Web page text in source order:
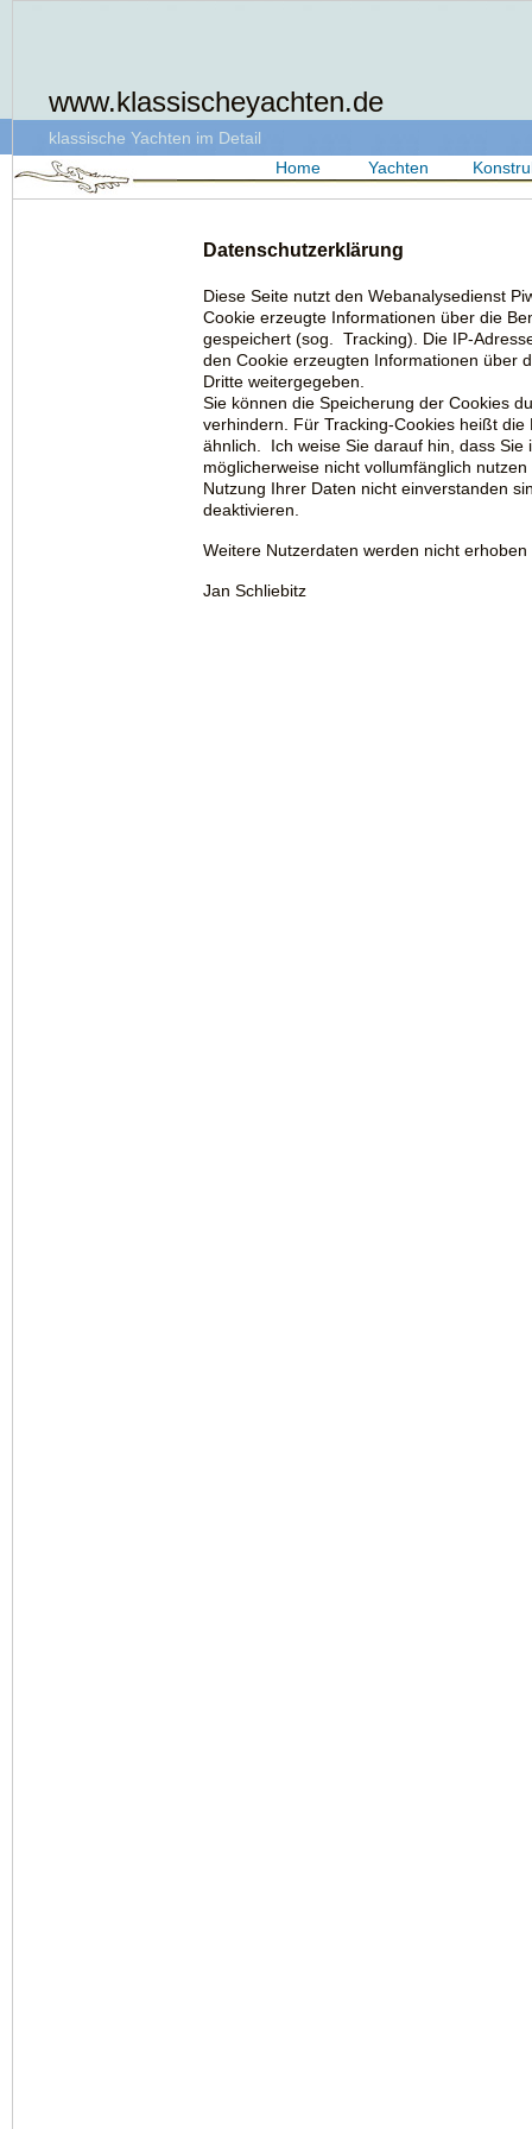
www.klassischeyachten.de
klassische Yachten im Detail
Home
Yachten
Datenschutzerklärung
Diese Seite nutzt den Webanalysedienst
Cookie erzeugte Informationen über die
gespeichert (sog. Tracking). Die IP-
den Cookie erzeugten Informationen über
Dritte weitergegeben.
Sie können die Speicherung der Cookies
verhindern. Für Tracking-Cookies heißt die
ähnlich. Ich weise Sie darauf hin, dass
möglicherweise nicht vollumfänglich
Nutzung Ihrer Daten nicht einverstanden
deaktivieren.
Weitere Nutzerdaten werden nicht
Jan Schliebitz